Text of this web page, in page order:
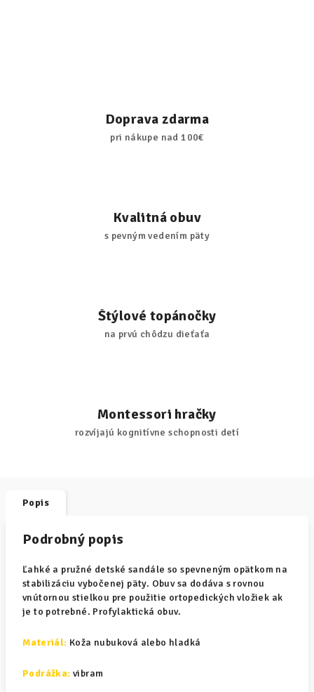
Doprava zdarma
pri nákupe nad 100€
Kvalitná obuv
s pevným vedením päty
Štýlové topánočky
na prvú chôdzu dieťaťa
Montessori hračky
rozvíjajú kognitívne schopnosti detí
Popis
Podrobný popis
Ľahké a pružné detské sandále so spevneným opätkom na
stabilizáciu vybočenej päty. Obuv sa dodáva s rovnou
vnútornou stielkou pre použitie ortopedických vložiek ak
je to potrebné. Profylaktická obuv.
Materiál: Koža nubuková alebo hladká
Podrážka: vibram